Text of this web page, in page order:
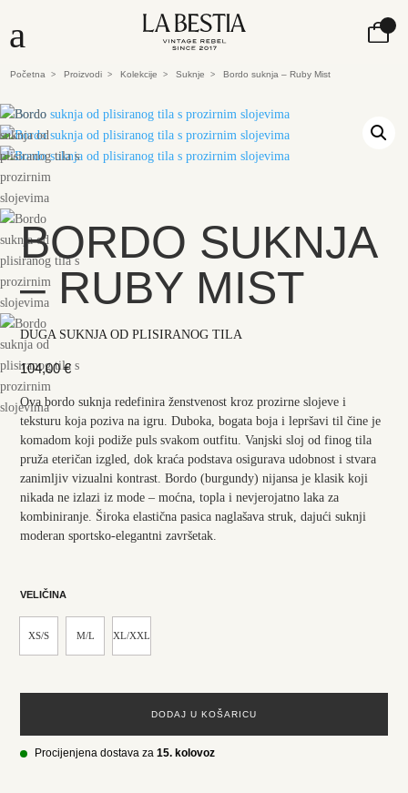
a
Početna > Proizvodi > Kolekcije > Suknje > Bordo suknja – Ruby Mist
BORDO SUKNJA
– RUBY MIST
DUGA SUKNJA OD PLISIRANOG TILA
104,00€
Ova bordo suknja redefinira ženstvenost kroz prozirne slojeve i
teksturu koja poziva na igru. Duboka, bogata boja i lepršavi til čine je
komadom koji podiže puls svakom outfitu. Vanjski sloj od finog tila
pruža eteričan izgled, dok kraća podstava osigurava udobnost i stvara
zanimljiv vizualni kontrast. Bordo (burgundy) nijansa je klasik koji
nikada ne izlazi iz mode – moćna, topla i nevjerojatno laka za
kombiniranje. Široka elastična pasica naglašava struk, dajući suknji
moderan sportsko-elegantni završetak.
VELIČINA
XS/S M/L XL/XXL
DODAJ U KOŠARICU
Procijenjena dostava za15. kolovoz